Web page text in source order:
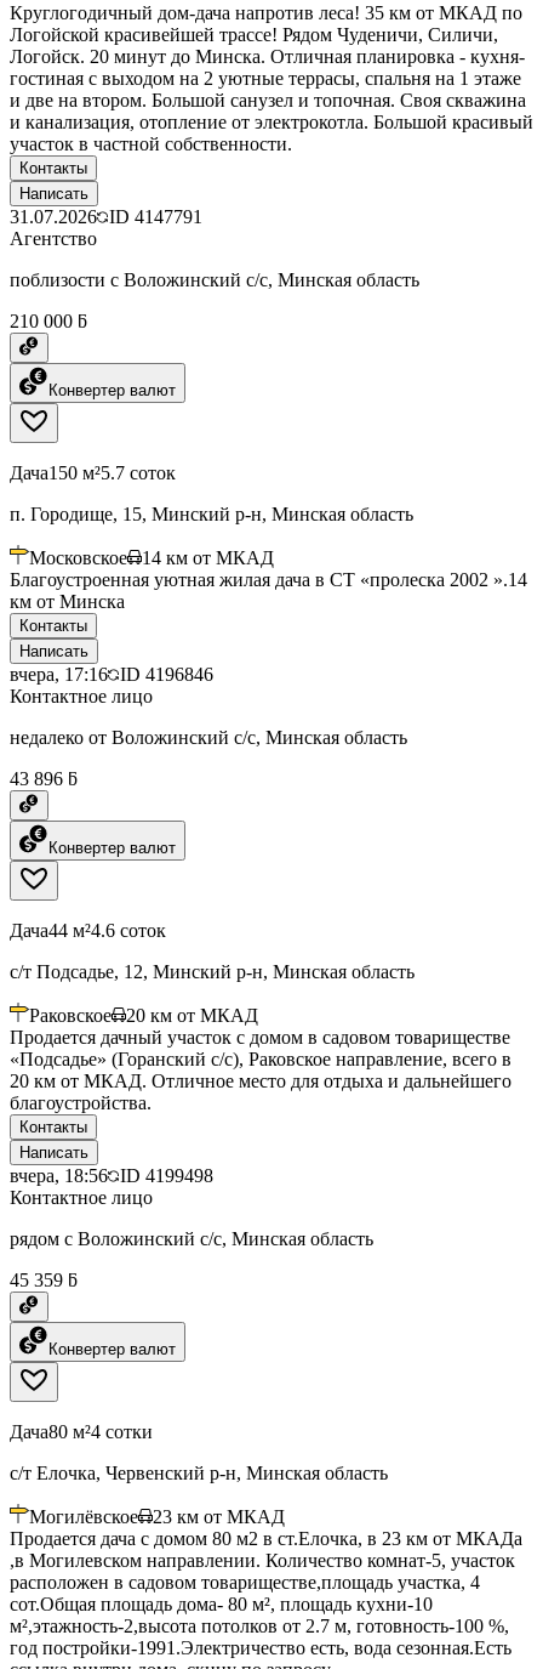
Круглогодичный дом-дача напротив леса! 35 км от МКАД по
Логойской красивейшей трассе! Рядом Чуденичи, Силичи,
Логойск. 20 минут до Минска. Отличная планировка - кухня-
гостиная с выходом на 2 уютные террасы, спальня на 1 этаже
и две на втором. Большой санузел и топочная. Своя скважина
и канализация, отопление от электрокотла. Большой красивый
участок в частной собственности.
Контакты
Написать
31.07.2026 ID 4147791
Агентство
поблизости с Воложинский с/с, Минская область
210 000 ƃ
Конвертер валют
Дача150 м²5.7 соток
п. Городище, 15, Минский р-н, Минская область
Московское 14 км от МКАД
Благоустроенная уютная жилая дача в СТ «пролеска 2002 ».14
км от Минска
Контакты
Написать
вчера, 17:16 ID 4196846
Контактное лицо
недалеко от Воложинский с/с, Минская область
43 896 ƃ
Конвертер валют
Дача44 м²4.6 соток
с/т Подсадье, 12, Минский р-н, Минская область
Раковское 20 км от МКАД
Продается дачный участок с домом в садовом товариществе
«Подсадье» (Горанский с/с), Раковское направление, всего в
20 км от МКАД. Отличное место для отдыха и дальнейшего
благоустройства.
Контакты
Написать
вчера, 18:56 ID 4199498
Контактное лицо
рядом с Воложинский с/с, Минская область
45 359 ƃ
Конвертер валют
Дача80 м²4 сотки
с/т Елочка, Червенский р-н, Минская область
Могилёвское 23 км от МКАД
Продается дача с домом 80 м2 в ст.Елочка, в 23 км от МКАДа
,в Могилевском направлении. Количество комнат-5, участок
расположен в садовом товариществе,площадь участка, 4
сот.Общая площадь дома- 80 м², площадь кухни-10
м²,этажность-2,высота потолков от 2.7 м, готовность-100 %,
год постройки-1991.Электричество есть, вода сезонная.Есть